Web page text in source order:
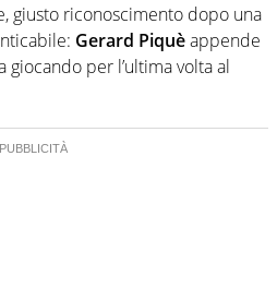
giusto riconoscimento dopo una
Gerard Piquèappende
per l’ultima volta al